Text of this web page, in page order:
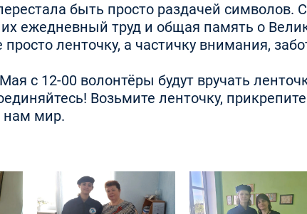
быть просто раздачей
ежедневный труд и общая память о
ленточку, а частичку внимания,
с 12-00 волонтёры будут вручать
Возьмите ленточку,
нам мир.